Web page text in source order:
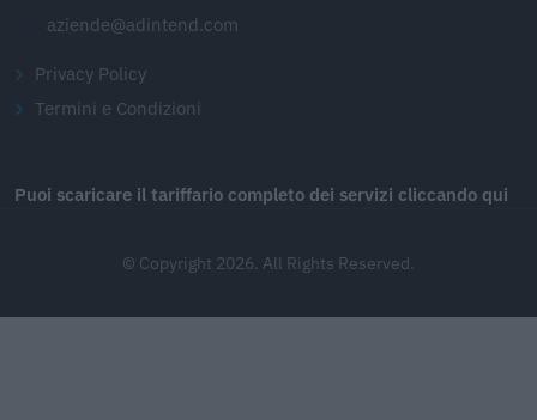
aziende@adintend.com
Privacy Policy
Termini e Condizioni
Puoi scaricare il tariffario completo dei servizi cliccando qui
© Copyright 2026. All Rights Reserved.